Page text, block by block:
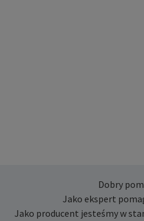
Dobry
Jako ekspert
Jako producent jesteśmy w